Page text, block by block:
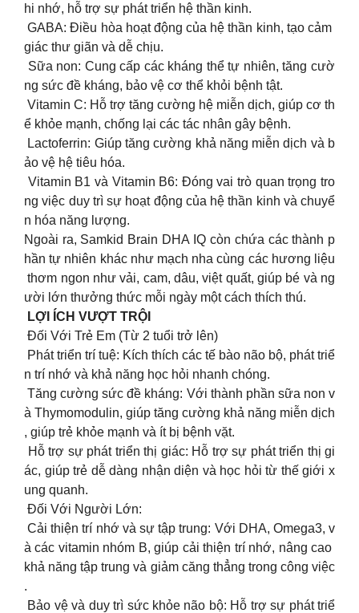
hi nhớ, hỗ trợ sự phát triển hệ thần kinh.
GABA: Điều hòa hoạt động của hệ thần kinh, tạo cảm
giác thư giãn và dễ chịu.
Sữa non: Cung cấp các kháng thể tự nhiên, tăng cườ
ng sức đề kháng, bảo vệ cơ thể khỏi bệnh tật.
Vitamin C: Hỗ trợ tăng cường hệ miễn dịch, giúp cơ th
ể khỏe mạnh, chống lại các tác nhân gây bệnh.
Lactoferrin: Giúp tăng cường khả năng miễn dịch và b
ảo vệ hệ tiêu hóa.
Vitamin B1 và Vitamin B6: Đóng vai trò quan trọng tro
ng việc duy trì sự hoạt động của hệ thần kinh và chuyể
n hóa năng lượng.
Ngoài ra, Samkid Brain DHA IQ còn chứa các thành p
hần tự nhiên khác như mạch nha cùng các hương liệu
thơm ngon như vải, cam, dâu, việt quất, giúp bé và ng
ười lớn thưởng thức mỗi ngày một cách thích thú.
LỢI ÍCH VƯỢT TRỘI
Đối Với Trẻ Em (Từ 2 tuổi trở lên)
Phát triển trí tuệ: Kích thích các tế bào não bộ, phát triể
n trí nhớ và khả năng học hỏi nhanh chóng.
Tăng cường sức đề kháng: Với thành phần sữa non v
à Thymomodulin, giúp tăng cường khả năng miễn dịch
, giúp trẻ khỏe mạnh và ít bị bệnh vặt.
Hỗ trợ sự phát triển thị giác: Hỗ trợ sự phát triển thị gi
ác, giúp trẻ dễ dàng nhận diện và học hỏi từ thế giới x
ung quanh.
Đối Với Người Lớn:
Cải thiện trí nhớ và sự tập trung: Với DHA, Omega3, v
à các vitamin nhóm B, giúp cải thiện trí nhớ, nâng cao
khả năng tập trung và giảm căng thẳng trong công việc
.
Bảo vệ và duy trì sức khỏe não bộ: Hỗ trợ sự phát triể